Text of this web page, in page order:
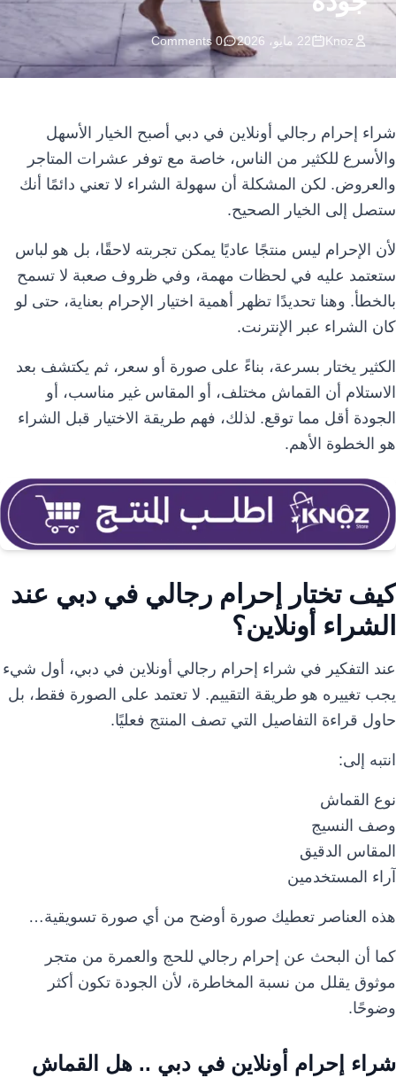
اللغة
العملة
Knoz 22 مايو، 2026 0 Comments
شراء إحرام رجالي أونلاين في دبي أصبح الخيار الأسهل
والأسرع للكثير من الناس، خاصة مع توفر عشرات المتاجر
والعروض. لكن المشكلة أن سهولة الشراء لا تعني دائمًا أنك
ستصل إلى الخيار الصحيح.
لأن الإحرام ليس منتجًا عاديًا يمكن تجربته لاحقًا، بل هو لباس
ستعتمد عليه في لحظات مهمة، وفي ظروف صعبة لا تسمح
بالخطأ. وهنا تحديدًا تظهر أهمية اختيار الإحرام بعناية، حتى لو
كان الشراء عبر الإنترنت.
الكثير يختار بسرعة، بناءً على صورة أو سعر، ثم يكتشف بعد
الاستلام أن القماش مختلف، أو المقاس غير مناسب، أو
الجودة أقل مما توقع. لذلك، فهم طريقة الاختيار قبل الشراء
هو الخطوة الأهم.
كيف تختار إحرام رجالي في دبي عند
الشراء أونلاين؟
عند التفكير في شراء إحرام رجالي أونلاين في دبي، أول شيء
يجب تغييره هو طريقة التقييم. لا تعتمد على الصورة فقط، بل
حاول قراءة التفاصيل التي تصف المنتج فعليًا.
انتبه إلى:
نوع القماش
وصف النسيج
المقاس الدقيق
آراء المستخدمين
هذه العناصر تعطيك صورة أوضح من أي صورة تسويقية…
كما أن البحث عن إحرام رجالي للحج والعمرة من متجر
موثوق يقلل من نسبة المخاطرة، لأن الجودة تكون أكثر
وضوحًا.
شراء إحرام أونلاين في دبي .. هل القماش